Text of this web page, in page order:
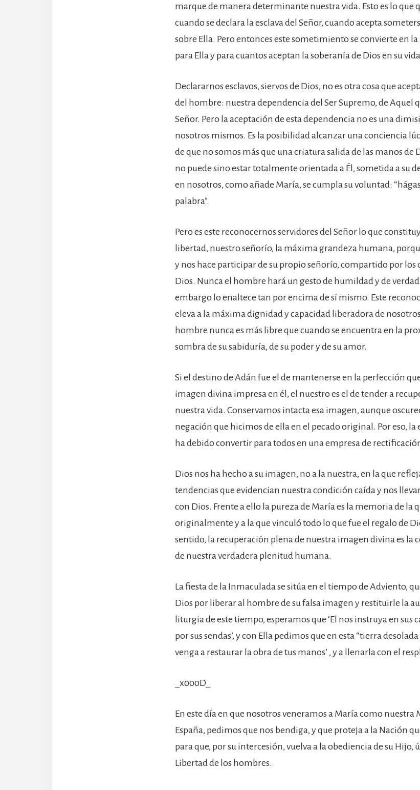
marque de manera determinante nuestra vida. Esto es lo que
cuando se declara la esclava del Señor, cuando acepta
sobre Ella. Pero entonces este sometimiento se convierte en
para Ella y para cuantos aceptan la soberanía de Dios en su
Declararnos esclavos, siervos de Dios, no es otra cosa que
del hombre: nuestra dependencia del Ser Supremo, de Aquel
Señor. Pero la aceptación de esta dependencia no es una
nosotros mismos. Es la posibilidad alcanzar una conciencia
de que no somos más que una criatura salida de las manos de
no puede sino estar totalmente orientada a Él, sometida a su
en nosotros, como añade María, se cumpla su voluntad:
palabra”.
Pero es este reconocernos servidores del Señor lo que
libertad, nuestro señorío, la máxima grandeza humana,
y nos hace participar de su propio señorío, compartido por los
Dios. Nunca el hombre hará un gesto de humildad y de
embargo lo enaltece tan por encima de sí mismo. Este
eleva a la máxima dignidad y capacidad liberadora de
hombre nunca es más libre que cuando se encuentra en la
sombra de su sabiduría, de su poder y de su amor.
Si el destino de Adán fue el de mantenerse en la perfección
imagen divina impresa en él, el nuestro es el de tender a
nuestra vida. Conservamos intacta esa imagen, aunque
negación que hicimos de ella en el pecado original. Por eso, la
ha debido convertir para todos en una empresa de
Dios nos ha hecho a su imagen, no a la nuestra, en la que
tendencias que evidencian nuestra condición caída y nos
con Dios. Frente a ello la pureza de María es la memoria de la
originalmente y a la que vinculó todo lo que fue el regalo de
sentido, la recuperación plena de nuestra imagen divina es la
de nuestra verdadera plenitud humana.
La fiesta de la Inmaculada se sitúa en el tiempo de Adviento,
Dios por liberar al hombre de su falsa imagen y restituirle la
liturgia de este tiempo, esperamos que ‘El nos instruya en sus
por sus sendas’, y con Ella pedimos que en esta “tierra desolada
venga a restaurar la obra de tus manos’ , y a llenarla con el
_x000D_
En este día en que nosotros veneramos a María como nuestra
España, pedimos que nos bendiga, y que proteja a la Nación
para que, por su intercesión, vuelva a la obediencia de su Hijo,
Libertad de los hombres.